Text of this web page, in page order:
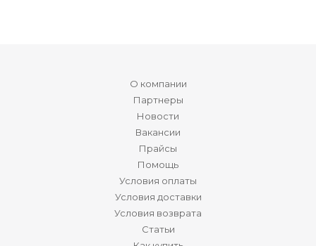
О компании
Партнеры
Новости
Вакансии
Прайсы
Помощь
Условия оплаты
Условия доставки
Условия возврата
Статьи